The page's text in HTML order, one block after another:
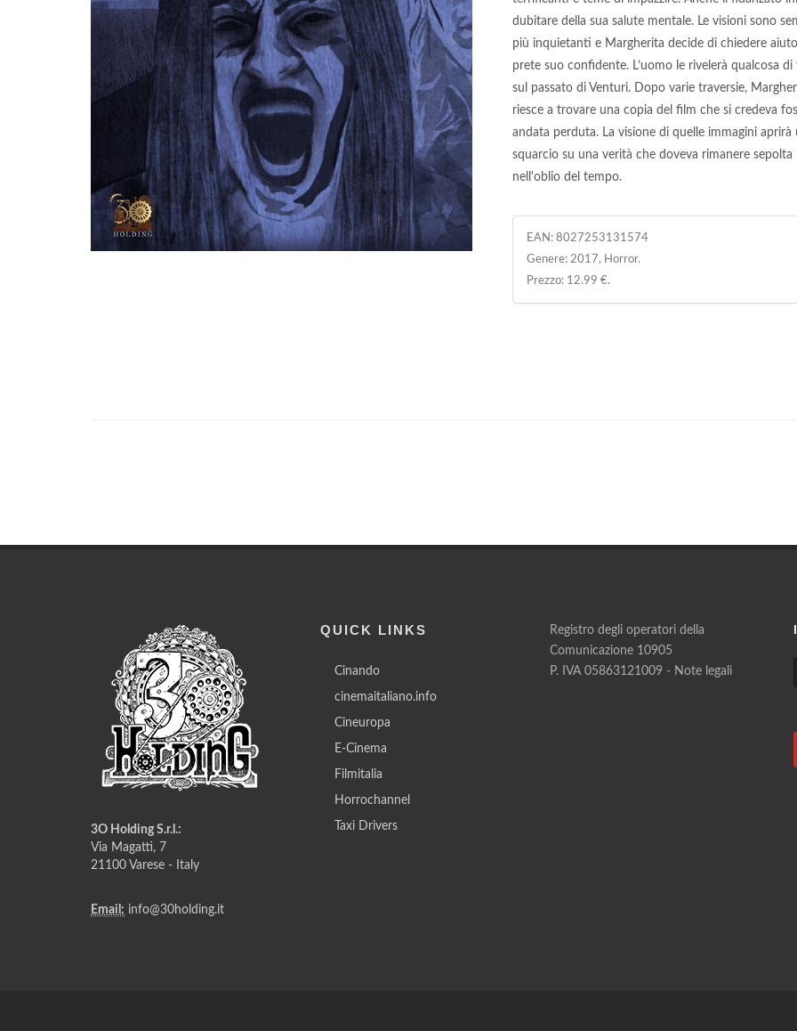
dubitare della sua salute mentale. Le visioni sono
più inquietanti e Margherita decide di chiedere
prete suo confidente. L’uomo le rivelerà qualcosa di
sul passato di Venturi. Dopo varie traversie,
riesce a trovare una copia del film che si credeva
andata perduta. La visione di quelle immagini aprirà
squarcio su una verità che doveva rimanere sepolta
nell'oblio del tempo.
EAN:8027253131574
Genere: 2017, Horror.
Prezzo: 12.99 €.
3O Holding S.r.l.:
Via Magatti, 7
21100 Varese - Italy
Email: info@30holding.it
QUICK LINKS
Cinando
cinemaitaliano.info
Cineuropa
E-Cinema
Filmitalia
Horrochannel
Taxi Drivers
Registro degli operatori della
Comunicazione 10905
P. IVA 05863121009 - Note legali